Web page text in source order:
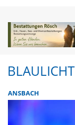
BLAULICHT
ANSBACH